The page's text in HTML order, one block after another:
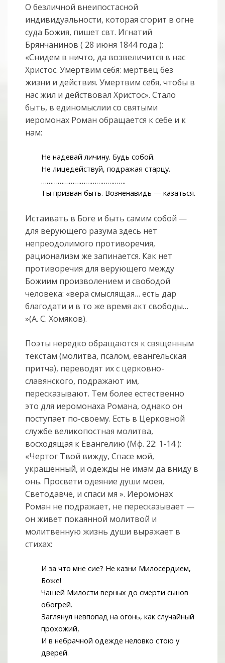
О безличной внеипостасной
индивидуальности, которая сгорит в огне
суда Божия, пишет свт. Игнатий
Брянчанинов ( 28 июня 1844 года ):
«Снидем в ничто, да возвеличится в нас
Христос. Умертвим себя: мертвец без
жизни и действия. Умертвим себя, чтобы в
нас жил и действовал Христос». Стало
быть, в единомыслии со святыми
иеромонах Роман обращается к себе и к
нам:
Не надевай личину. Будь собой.
Не лицедействуй, подражая старцу.
……………………………………….
Ты призван быть. Возненавидь — казаться.
Истаивать в Боге и быть самим собой —
для верующего разума здесь нет
непреодолимого противоречия,
рационализм же запинается. Как нет
противоречия для верующего между
Божиим произволением и свободой
человека: «вера смыслящая… есть дар
благодати и в то же время акт свободы…
»(А. С. Хомяков).
Поэты нередко обращаются к священным
текстам (молитва, псалом, евангельская
притча), переводят их с церковно-
славянского, подражают им,
пересказывают. Тем более естественно
это для иеромонаха Романа, однако он
поступает по-своему. Есть в Церковной
службе великопостная молитва,
восходящая к Евангелию (Мф. 22: 1-14 ):
«Чертог Твой вижду, Спасе мой,
украшенный, и одежды не имам да вниду в
онь. Просвети одеяние души моея,
Светодавче, и спаси мя ». Иеромонах
Роман не подражает, не пересказывает —
он живет покаянной молитвой и
молитвенную жизнь души выражает в
стихах:
И за что мне сие? Не казни Милосердием,
Боже!
Чашей Милости верных до смерти сынов
обогрей.
Заглянул невпопад на огонь, как случайный
прохожий,
И в небрачной одежде неловко стою у
дверей.